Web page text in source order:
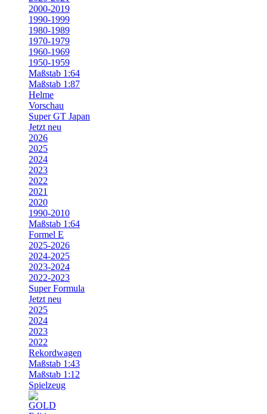
2000-2019
1990-1999
1980-1989
1970-1979
1960-1969
1950-1959
Maßstab 1:64
Maßstab 1:87
Helme
Vorschau
Super GT Japan
Jetzt neu
2026
2025
2024
2023
2022
2021
2020
1990-2010
Maßstab 1:64
Formel E
2025-2026
2024-2025
2023-2024
2022-2023
Super Formula
Jetzt neu
2025
2024
2023
2022
Rekordwagen
Maßstab 1:43
Maßstab 1:12
Spielzeug